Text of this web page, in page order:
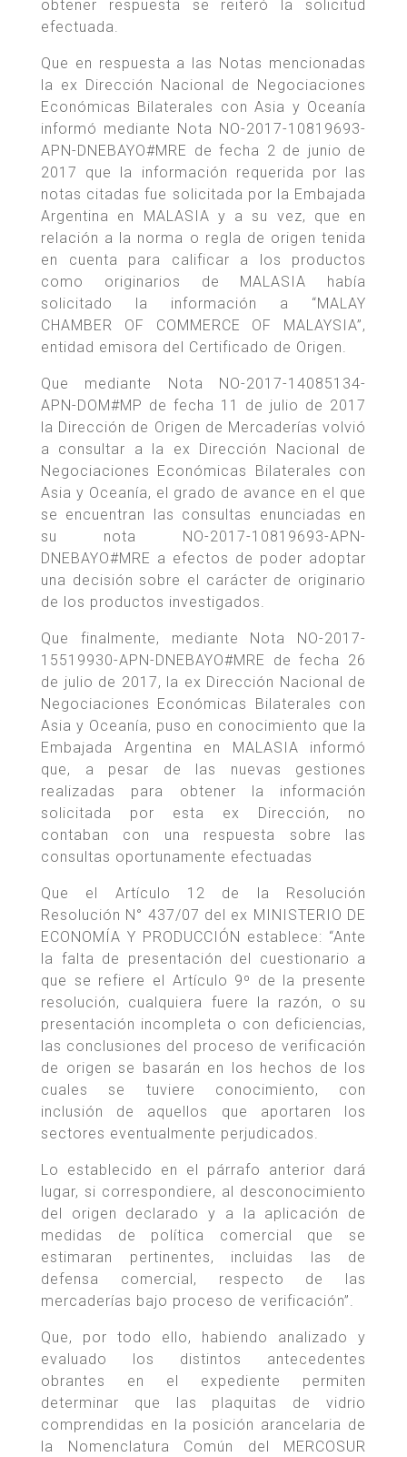
obtener respuesta se reiteró la solicitud
efectuada.
Que en respuesta a las Notas mencionadas
la ex Dirección Nacional de Negociaciones
Económicas Bilaterales con Asia y Oceanía
informó mediante Nota NO-2017-10819693-
APN-DNEBAYO#MRE de fecha 2 de junio de
2017 que la información requerida por las
notas citadas fue solicitada por la Embajada
Argentina en MALASIA y a su vez, que en
relación a la norma o regla de origen tenida
en cuenta para calificar a los productos
como originarios de MALASIA había
solicitado la información a “MALAY
CHAMBER OF COMMERCE OF MALAYSIA”,
entidad emisora del Certificado de Origen.
Que mediante Nota NO-2017-14085134-
APN-DOM#MP de fecha 11 de julio de 2017
la Dirección de Origen de Mercaderías volvió
a consultar a la ex Dirección Nacional de
Negociaciones Económicas Bilaterales con
Asia y Oceanía, el grado de avance en el que
se encuentran las consultas enunciadas en
su nota NO-2017-10819693-APN-
DNEBAYO#MRE a efectos de poder adoptar
una decisión sobre el carácter de originario
de los productos investigados.
Que finalmente, mediante Nota NO-2017-
15519930-APN-DNEBAYO#MRE de fecha 26
de julio de 2017, la ex Dirección Nacional de
Negociaciones Económicas Bilaterales con
Asia y Oceanía, puso en conocimiento que la
Embajada Argentina en MALASIA informó
que, a pesar de las nuevas gestiones
realizadas para obtener la información
solicitada por esta ex Dirección, no
contaban con una respuesta sobre las
consultas oportunamente efectuadas
Que el Artículo 12 de la Resolución
Resolución N° 437/07 del ex MINISTERIO DE
ECONOMÍA Y PRODUCCIÓN establece: “Ante
la falta de presentación del cuestionario a
que se refiere el Artículo 9º de la presente
resolución, cualquiera fuere la razón, o su
presentación incompleta o con deficiencias,
las conclusiones del proceso de verificación
de origen se basarán en los hechos de los
cuales se tuviere conocimiento, con
inclusión de aquellos que aportaren los
sectores eventualmente perjudicados.
Lo establecido en el párrafo anterior dará
lugar, si correspondiere, al desconocimiento
del origen declarado y a la aplicación de
medidas de política comercial que se
estimaran pertinentes, incluidas las de
defensa comercial, respecto de las
mercaderías bajo proceso de verificación”.
Que, por todo ello, habiendo analizado y
evaluado los distintos antecedentes
obrantes en el expediente permiten
determinar que las plaquitas de vidrio
comprendidas en la posición arancelaria de
la Nomenclatura Común del MERCOSUR